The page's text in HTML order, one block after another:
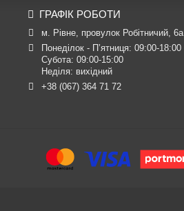
ГРАФІК РОБОТИ
м. Рівне, провулок Робітничий, 6а
Понеділок - П’ятниця: 09:00-18:00
Субота: 09:00-15:00
Неділя: вихідний
+38 (067) 364 71 72